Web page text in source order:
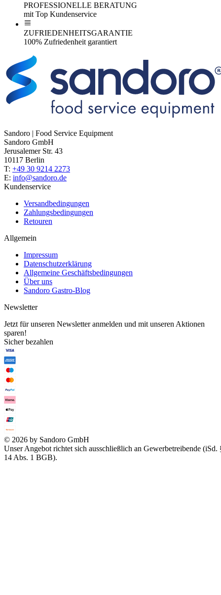
PROFESSIONELLE BERATUNG
mit Top Kundenservice
ZUFRIEDENHEITSGARANTIE
100% Zufriedenheit garantiert
Sandoro | Food Service Equipment
Sandoro GmbH
Jerusalemer Str. 43
10117 Berlin
T: +49 30 9214 2273
E: info@sandoro.de
Kundenservice
Versandbedingungen
Zahlungsbedingungen
Retouren
Allgemein
Impressum
Datenschutzerklärung
Allgemeine Geschäftsbedingungen
Über uns
Sandoro Gastro-Blog
Newsletter
Jetzt für unseren Newsletter anmelden und mit unseren Aktionen
sparen!
Sicher bezahlen
© 2026 by Sandoro GmbH
Unser Angebot richtet sich ausschließlich an Gewerbetreibende (iSd.
14 Abs. 1 BGB).